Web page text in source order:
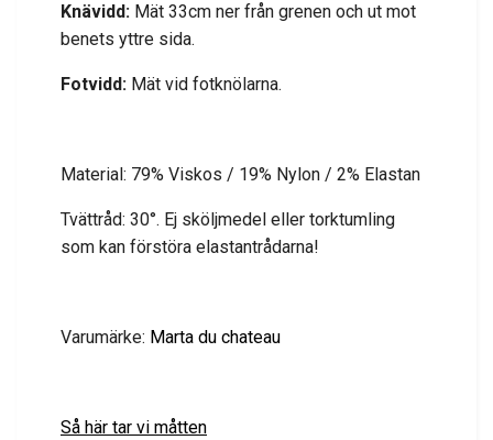
Knävidd: Mät 33cm ner från grenen och ut mot
benets yttre sida.
Fotvidd: Mät vid fotknölarna.
Material: 79% Viskos / 19% Nylon / 2% Elastan
Tvättråd: 30°. Ej sköljmedel eller torktumling
som kan förstöra elastantrådarna!
Varumärke: Marta du chateau
Så här tar vi måtten